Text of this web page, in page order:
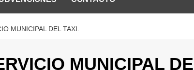
MUNICIPAL DEL TAXI.
MUNICIPAL